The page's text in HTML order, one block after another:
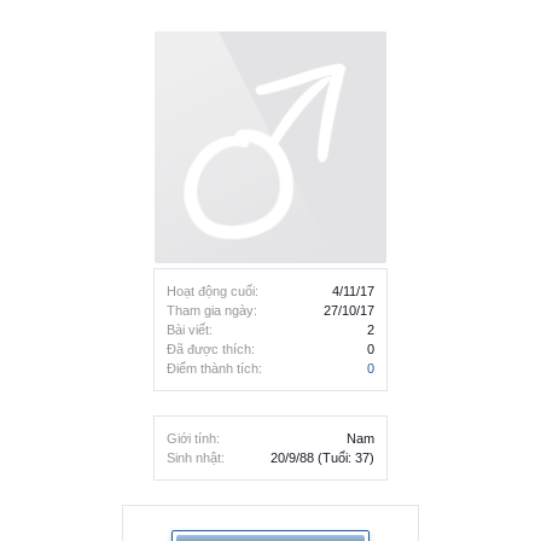
Hoạt động cuối:
4/11/17
Tham gia ngày:
27/10/17
Bài viết:
2
Đã được thích:
0
Điểm thành tích:
0
Giới tính:
Nam
Sinh nhật:
20/9/88 (Tuổi: 37)